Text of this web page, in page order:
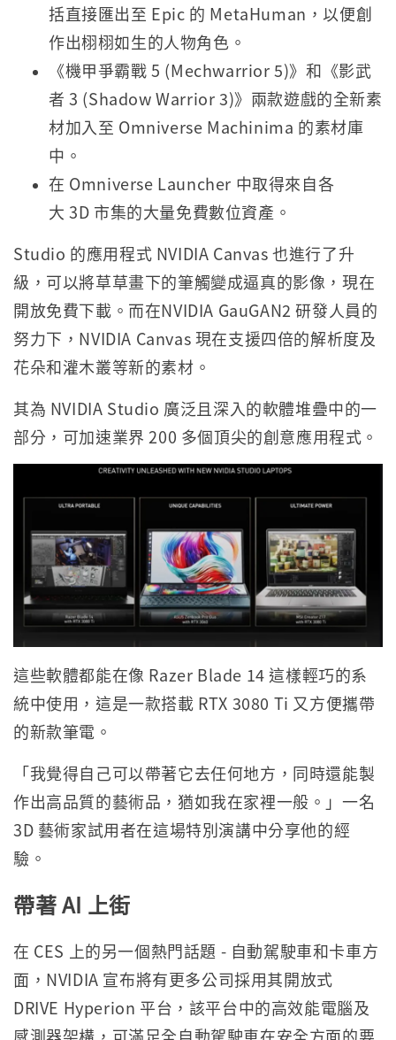
括直接匯出至 Epic 的 MetaHuman，以便創
作出栩栩如生的人物角色。
《機甲爭霸戰 5 (Mechwarrior 5)》和《影武
者 3 (Shadow Warrior 3)》兩款遊戲的全新素
材加入至 Omniverse Machinima 的素材庫
中。
在 Omniverse Launcher 中取得來自各
大 3D 市集的大量免費數位資產。
Studio 的應用程式 NVIDIA Canvas 也進行了升
級，可以將草草畫下的筆觸變成逼真的影像，現在
開放免費下載。而在NVIDIA GauGAN2 研發人員的
努力下，NVIDIA Canvas 現在支援四倍的解析度及
花朵和灌木叢等新的素材。
其為 NVIDIA Studio 廣泛且深入的軟體堆疊中的一
部分，可加速業界 200 多個頂尖的創意應用程式。
這些軟體都能在像 Razer Blade 14 這樣輕巧的系
統中使用，這是一款搭載 RTX 3080 Ti 又方便攜帶
的新款筆電。
「我覺得自己可以帶著它去任何地方，同時還能製
作出高品質的藝術品，猶如我在家裡一般。」一名
3D 藝術家試用者在這場特別演講中分享他的經
驗。
帶著AI 上街
在 CES 上的另一個熱門話題 - 自動駕駛車和卡車方
面，NVIDIA 宣布將有更多公司採用其開放式
DRIVE Hyperion 平台，該平台中的高效能電腦及